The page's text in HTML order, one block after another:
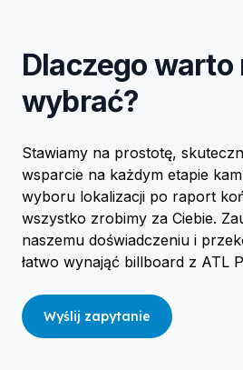
Dlaczego warto
wybrać?
Stawiamy na prostotę,
wsparcie na każdym etapie
wyboru lokalizacji po raport
wszystko zrobimy za Ciebie.
naszemu doświadczeniu i
łatwo wynająć billboard z ATL
Wyślij zapytanie